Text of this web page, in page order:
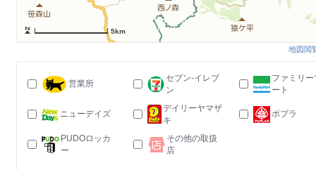
5km
地図閲
営業所
セブン-イレブ
ン
ファミリー
ート
ニューデイズ
デイリーヤマザ
キ
ポプラ
PUDOロッカ
ー
その他の取扱
店